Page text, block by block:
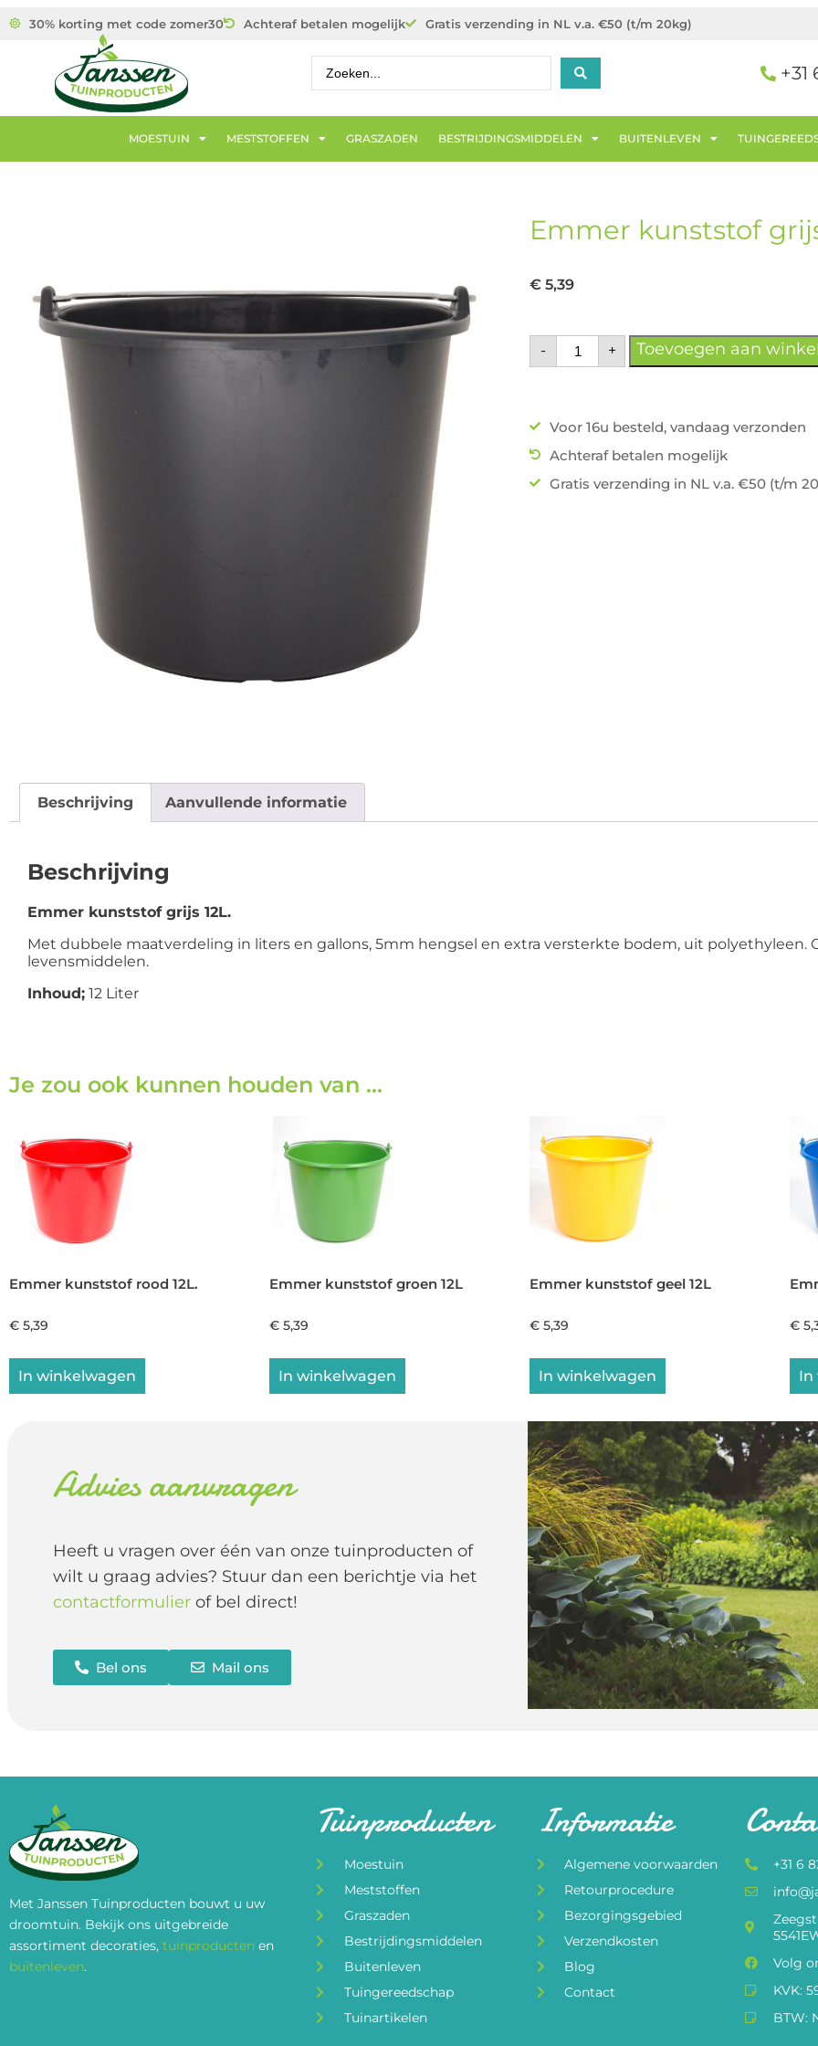
30% korting met code zomer30 Achteraf betalen mogelijk Gratis verzending in NL v.a. €50 (t/m 20kg)
+31
MOESTUIN MESTSTOFFEN GRASZADEN BESTRIJDINGSMIDDELEN BUITENLEVEN
Emmer kunststof
€ 5,39
- + Toevoegen aan
Voor 16u besteld, vandaag verzonden
Achteraf betalen mogelijk
Gratis verzending in NL v.a. €50 (t/m
Beschrijving Aanvullende informatie
Beschrijving
Emmer kunststof grijs 12L.
Met dubbele maatverdeling in liters en gallons, 5mm hengsel en extra versterkte bodem, uit polyethyleen.
levensmiddelen.
Inhoud; 12 Liter
Je zou ook kunnen houden van …
Emmer kunststof rood 12L.
€ 5,39
In winkelwagen
Emmer kunststof groen 12L
€ 5,39
In winkelwagen
Emmer kunststof geel 12L
€ 5,39
In winkelwagen
€
In
Advies aanvragen
Heeft u vragen over één van onze tuinproducten of
wilt u graag advies? Stuur dan een berichtje via het
contactformulier of bel direct!
Bel ons Mail ons
Met Janssen Tuinproducten bouwt u uw
droomtuin. Bekijk ons uitgebreide
assortiment decoraties, tuinproducten en
buitenleven.
Tuinproducten
Moestuin
Meststoffen
Graszaden
Bestrijdingsmiddelen
Buitenleven
Tuingereedschap
Tuinartikelen
Informatie
Algemene voorwaarden
Retourprocedure
Bezorgingsgebied
Verzendkosten
Blog
Contact
+31 6
Volg
KVK:
BTW: